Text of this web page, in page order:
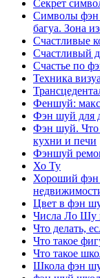
Секрет
Символы фэн
багуа. Зона
Счастливые
Счастливый
Счастье по
Техника
Феншуй:
Фэн шуй для
Фэн шуй. Что
кухни и печи
Фэншуй
Хо Ту
Хороший фэн
Цвет в фэн
Числа Ло Шу
Что делать,
Что такое
Что такое
Школа фэн